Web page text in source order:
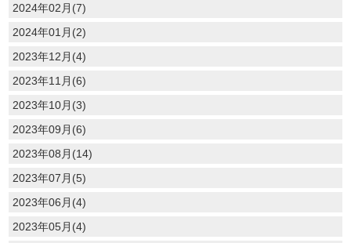
2024年02月(7)
2024年01月(2)
2023年12月(4)
2023年11月(6)
2023年10月(3)
2023年09月(6)
2023年08月(14)
2023年07月(5)
2023年06月(4)
2023年05月(4)